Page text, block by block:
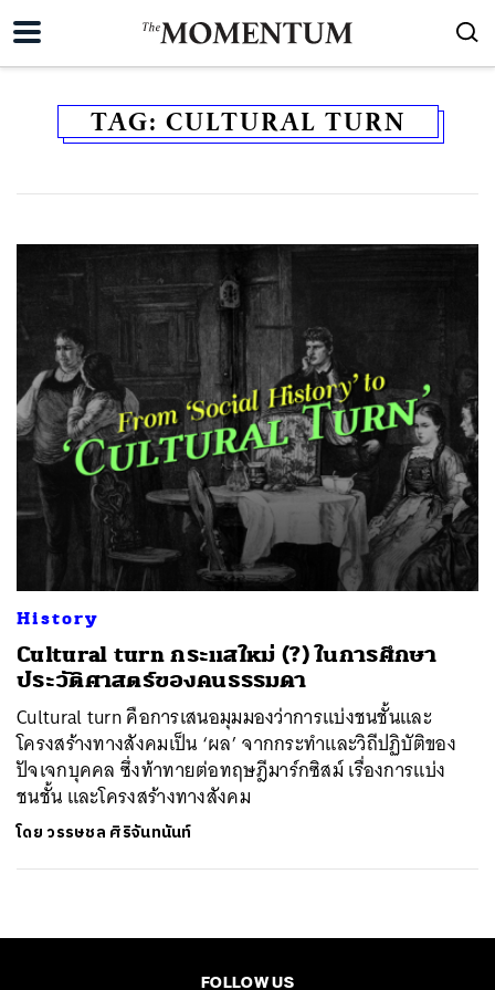
TAG: CULTURAL TURN
History
Cultural turn กระแสใหม่ (?) ในการศึกษา
ประวัติศาสตร์ของคนธรรมดา
Cultural turn คือการเสนอมุมมองว่าการแบ่งชนชั้นและ
โครงสร้างทางสังคมเป็น ‘ผล’ จากกระทำและวิถีปฏิบัติของ
ปัจเจกบุคคล ซึ่งท้าทายต่อทฤษฎีมาร์กซิสม์ เรื่องการแบ่ง
ชนชั้น และโครงสร้างทางสังคม
โดยวรรษชล ศิริจันทนันท์
FOLLOW US
SHARE TWEET LINE EMAIL